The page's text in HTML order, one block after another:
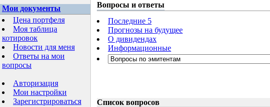
Мои документы
Цена портфеля
Моя таблица
котировок
Новости для меня
Ответы на мои
вопросы
Авторизация
Мои настройки
Зарегистрироваться
Вопросы и ответы
Последние 5
Прогнозы на будущее
О дивидендах
Информационные
Список вопросов